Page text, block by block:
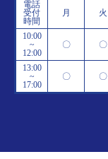
電話
受付
時間
月 火
10:00
~
12:00
〇 〇
13:00
~
17:00
〇 〇